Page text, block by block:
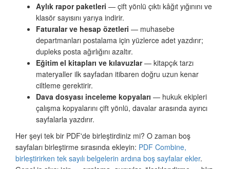
Aylık rapor paketleri — çift yönlü çıktı kâğıt yığınını ve
klasör sayısını yarıya indirir.
Faturalar ve hesap özetleri — muhasebe
departmanları postalama için yüzlerce adet yazdırır;
dupleks posta ağırlığını azaltır.
Eğitim el kitapları ve kılavuzlar— kitapçık tarzı
materyaller ilk sayfadan itibaren doğru uzun kenar
ciltleme gerektirir.
Dava dosyası inceleme kopyaları — hukuk ekipleri
çalışma kopyalarını çift yönlü, davalar arasında ayırıcı
sayfalarla yazdırır.
Her şeyi tek bir PDF'de birleştirdiniz mi? O zaman boş
sayfaları birleştirme sırasında ekleyin: PDF Combine,
birleştirirken tek sayılı belgelerin ardına boş sayfalar ekler.